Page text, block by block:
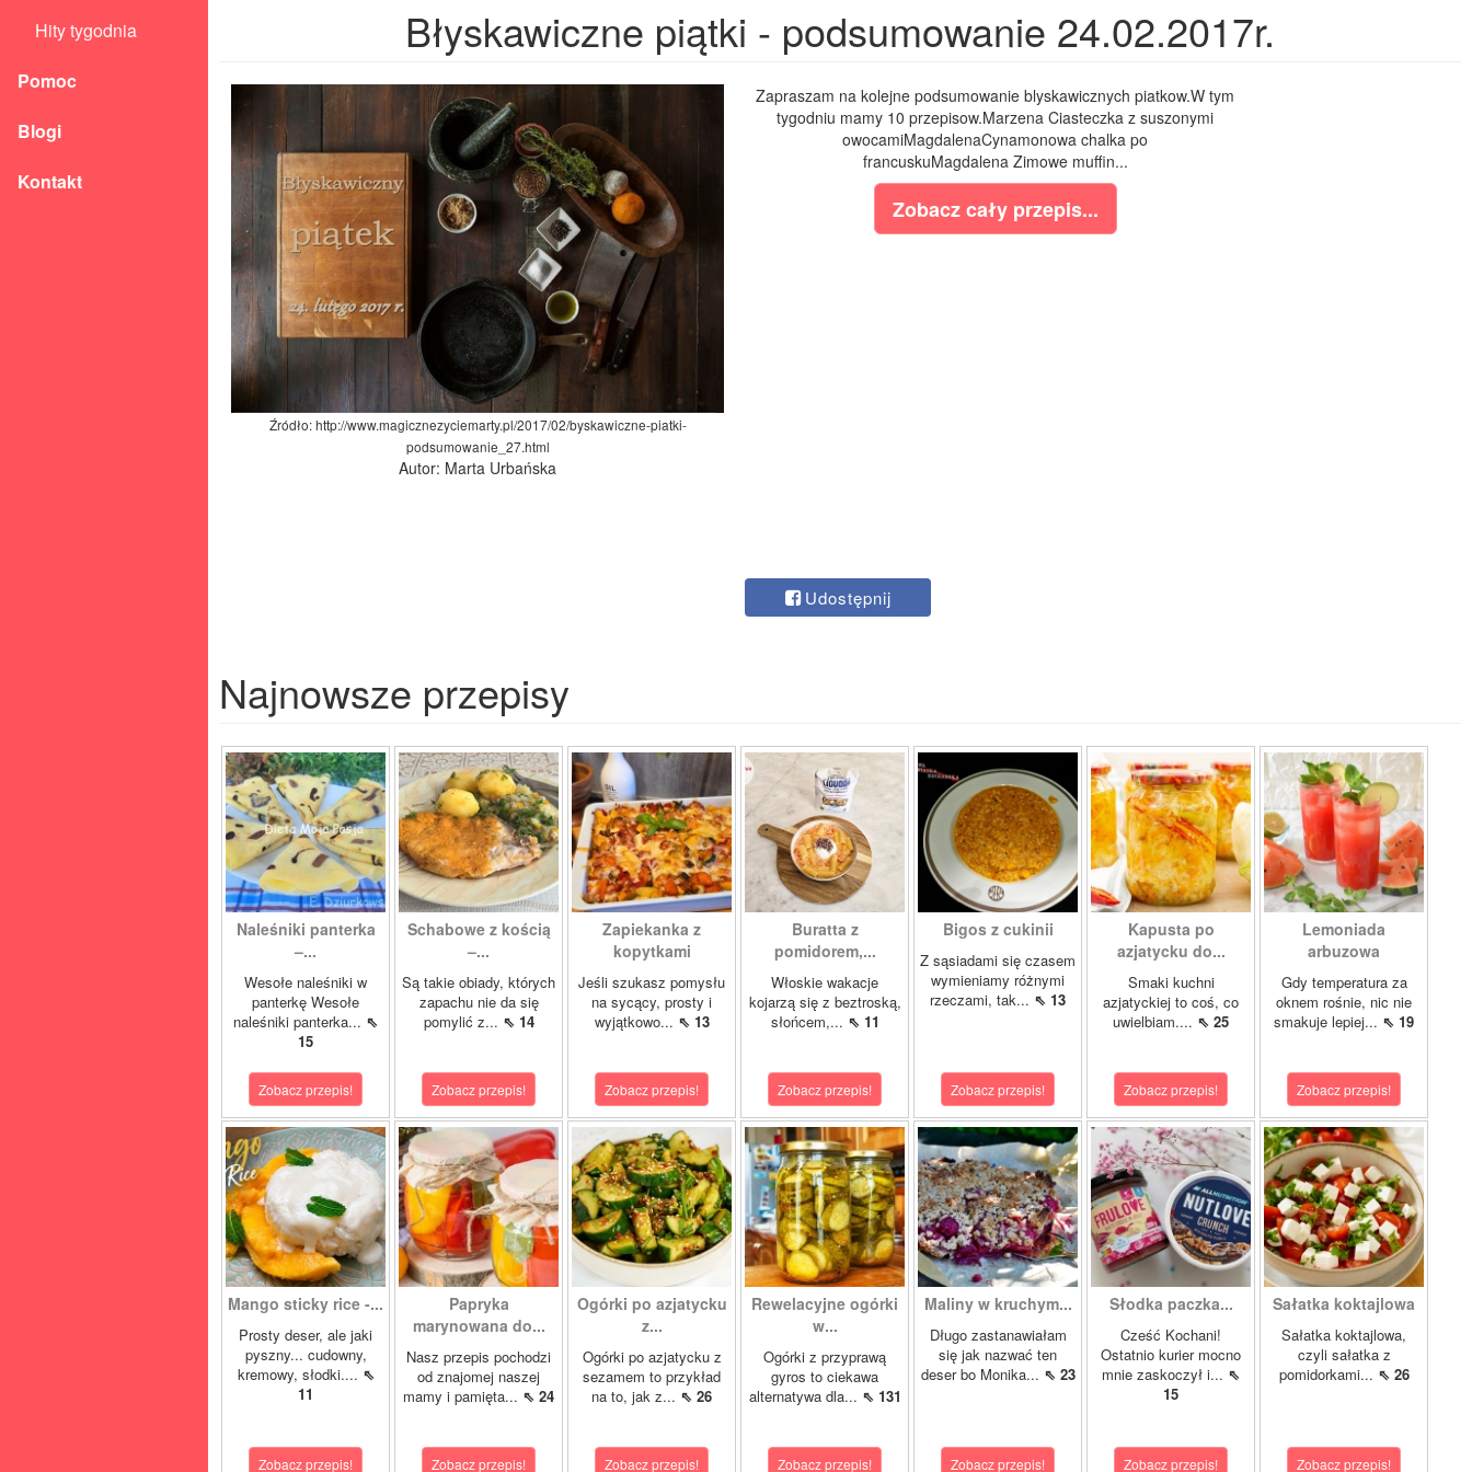
Hity tygodnia
Pomoc
Blogi
Kontakt
Błyskawiczne piątki - podsumowanie 24.02.2017r.
Źródło: http://www.magicznezyciemarty.pl/2017/02/byskawiczne-piatki-
podsumowanie_27.html
Autor: Marta Urbańska
Zapraszam na kolejne podsumowanie blyskawicznych piatkow.W tym
tygodniu mamy 10 przepisow.Marzena Ciasteczka z suszonymi
owocamiMagdalenaCynamonowa chalka po
francuskuMagdalena Zimowe muffin...
Zobacz cały przepis...
Udostępnij
Najnowsze przepisy
Naleśniki panterka
–...
Wesołe naleśniki w
panterkę Wesołe
naleśniki panterka... ⇖
15
Zobacz przepis!
Schabowe z kością
–...
Są takie obiady, których
zapachu nie da się
pomylić z... ⇖ 14
Zobacz przepis!
Zapiekanka z
kopytkami
Jeśli szukasz pomysłu
na sycący, prosty i
wyjątkowo... ⇖ 13
Zobacz przepis!
Buratta z
pomidorem,...
Włoskie wakacje
kojarzą się z beztroską,
słońcem,... ⇖ 11
Zobacz przepis!
Bigos z cukinii
Z sąsiadami się czasem
wymieniamy różnymi
rzeczami, tak... ⇖ 13
Zobacz przepis!
Kapusta po
azjatycku do...
Smaki kuchni
azjatyckiej to coś, co
uwielbiam.... ⇖ 25
Zobacz przepis!
Lemoniada
arbuzowa
Gdy temperatura za
oknem rośnie, nic nie
smakuje lepiej... ⇖ 19
Zobacz przepis!
Mango sticky rice -...
Prosty deser, ale jaki
pyszny... cudowny,
kremowy, słodki.... ⇖
11
Zobacz przepis!
Papryka
marynowana do...
Nasz przepis pochodzi
od znajomej naszej
mamy i pamięta... ⇖ 24
Zobacz przepis!
Ogórki po azjatycku
z...
Ogórki po azjatycku z
sezamem to przykład
na to, jak z... ⇖ 26
Zobacz przepis!
Rewelacyjne ogórki
w...
Ogórki z przyprawą
gyros to ciekawa
alternatywa dla... ⇖ 131
Zobacz przepis!
Maliny w kruchym...
Długo zastanawiałam
się jak nazwać ten
deser bo Monika... ⇖ 23
Zobacz przepis!
Słodka paczka...
Cześć Kochani!
Ostatnio kurier mocno
mnie zaskoczył i... ⇖
15
Zobacz przepis!
Sałatka koktajlowa
Sałatka koktajlowa,
czyli sałatka z
pomidorkami... ⇖ 26
Zobacz przepis!